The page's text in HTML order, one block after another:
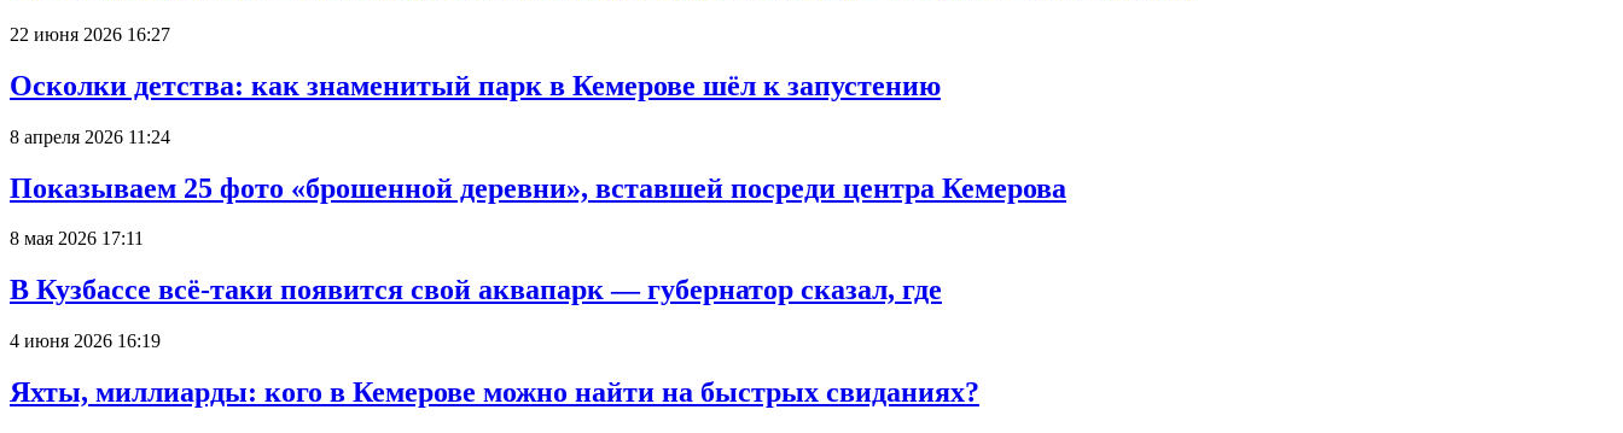
22 июня 2026 16:27
Осколки детства: как знаменитый парк в Кемерове шёл к запустению
8 апреля 2026 11:24
Показываем 25 фото «брошенной деревни», вставшей посреди центра Кемерова
8 мая 2026 17:11
В Кузбассе всё-таки появится свой аквапарк — губернатор сказал, где
4 июня 2026 16:19
Яхты, миллиарды: кого в Кемерове можно найти на быстрых свиданиях?